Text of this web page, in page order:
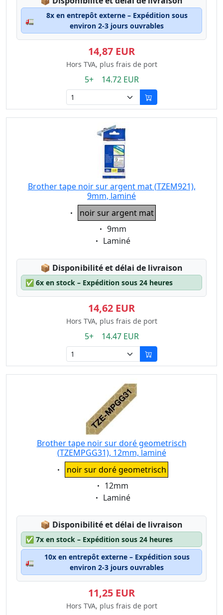
🚛
8x en entrepôt externe – Expédition sous
environ 2-3 jours ouvrables
14,87 EUR
Hors TVA, plus frais de port
5+ 14.72 EUR
Brother tape noir sur argent mat (TZEM921),
9mm, laminé
Eigenschaft:
noir sur argent mat
Eigenschaft:
9mm
Eigenschaft:
Laminé
📦 Lagerstatus:
Disponibilité et délai de livraison
✅ 6x en stock – Expédition sous 24 heures
14,62 EUR
Hors TVA, plus frais de port
5+ 14.47 EUR
Brother tape noir sur doré geometrisch
(TZEMPGG31), 12mm, laminé
Eigenschaft:
noir sur doré geometrisch
Eigenschaft:
12mm
Eigenschaft:
Laminé
📦 Lagerstatus:
Disponibilité et délai de livraison
✅ 7x en stock – Expédition sous 24 heures
🚛
10x en entrepôt externe – Expédition sous
environ 2-3 jours ouvrables
11,25 EUR
Hors TVA, plus frais de port